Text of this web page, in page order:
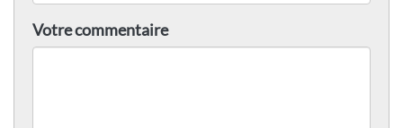
Votre commentaire